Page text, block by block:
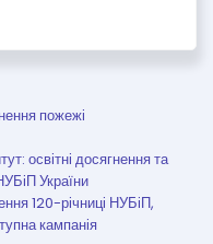
пожежі
освітні досягнення та
України
120-річниці НУБіП,
кампанія